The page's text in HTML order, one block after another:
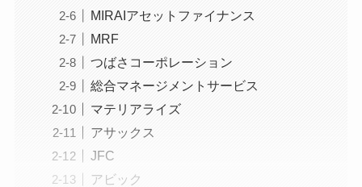
MIRAIアセットファイナンス
MRF
つばさコーポレーション
総合マネージメントサービス
マテリアライズ
アサックス
JFC
アビック